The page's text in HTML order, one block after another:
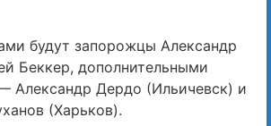
будут запорожцы Александр
Беккер, дополнительными
Александр Дердо (Ильичевск) и
(Харьков).